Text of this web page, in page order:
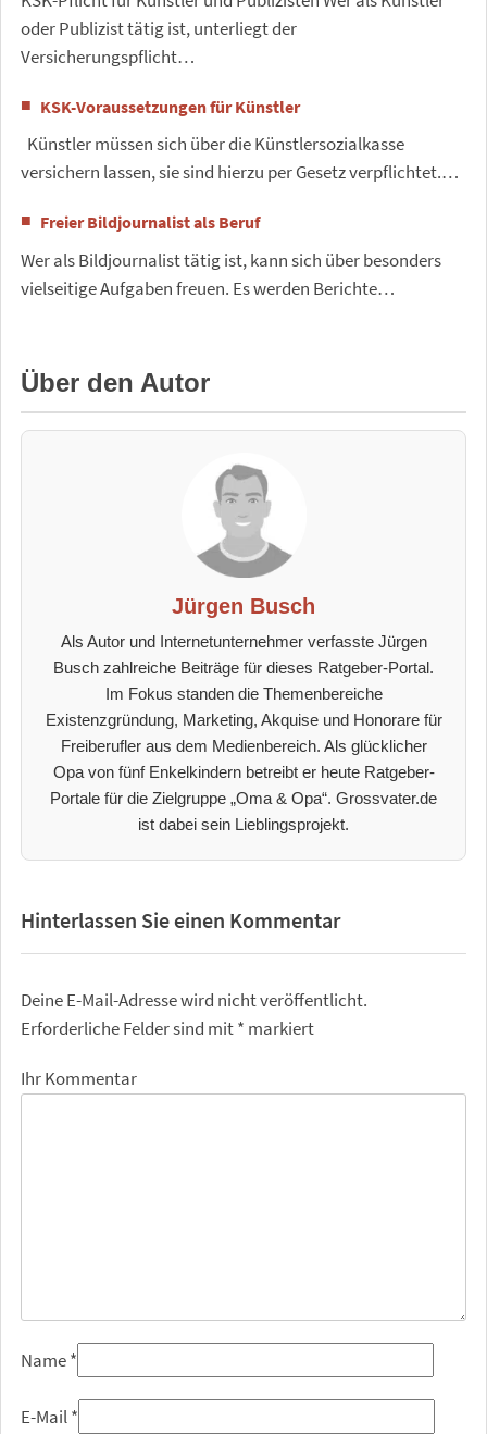
oder Publizist tätig ist, unterliegt der
Versicherungspflicht…
KSK-Voraussetzungen für Künstler
Künstler müssen sich über die Künstlersozialkasse
versichern lassen, sie sind hierzu per Gesetz verpflichtet.…
Freier Bildjournalist als Beruf
Wer als Bildjournalist tätig ist, kann sich über besonders
vielseitige Aufgaben freuen. Es werden Berichte…
Über den Autor
Jürgen Busch
Als Autor und Internetunternehmer verfasste Jürgen
Busch zahlreiche Beiträge für dieses Ratgeber-Portal.
Im Fokus standen die Themenbereiche
Existenzgründung, Marketing, Akquise und Honorare für
Freiberufler aus dem Medienbereich. Als glücklicher
Opa von fünf Enkelkindern betreibt er heute Ratgeber-
Portale für die Zielgruppe „Oma & Opa“. Grossvater.de
ist dabei sein Lieblingsprojekt.
Hinterlassen Sie einen Kommentar
Deine E-Mail-Adresse wird nicht veröffentlicht.
Erforderliche Felder sind mit* markiert
Ihr Kommentar
Name*
E-Mail*